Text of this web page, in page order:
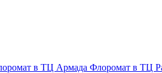
в ТЦ Армада Флоромат в ТЦ